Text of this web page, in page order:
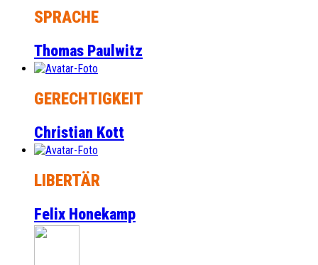
SPRACHE
Thomas Paulwitz
GERECHTIGKEIT
Christian Kott
LIBERTÄR
Felix Honekamp